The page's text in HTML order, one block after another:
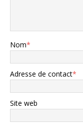
Nom*
Adresse de contact*
Site web